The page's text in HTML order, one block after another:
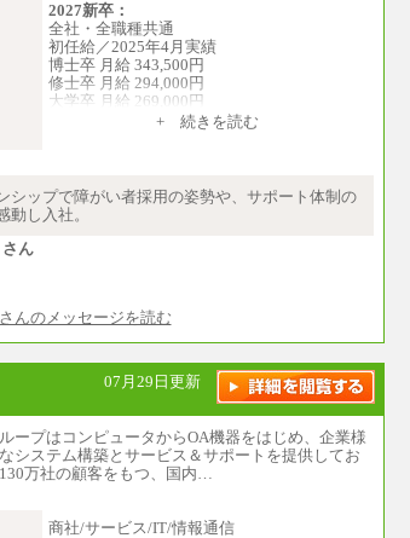
2027新卒：
全社・全職種共通
初任給／2025年4月実績
博士卒 月給 343,500円
修士卒 月給 294,000円
大学卒 月給 269,000円
※試用期間の給与に変更はございません
します。
2025年新卒初任給 大学卒／月給 大学卒269,
000円
+ 続きを読む
シップで障がい者採用の姿勢や、サポート体制の
動し入社。
ん
んのメッセージを読む
07月29日更新
ープはコンピュータからOA機器をはじめ、企業様
システム構築とサービス＆サポートを提供してお
万社の顧客をもつ、国内…
商社/サービス/IT/情報通信